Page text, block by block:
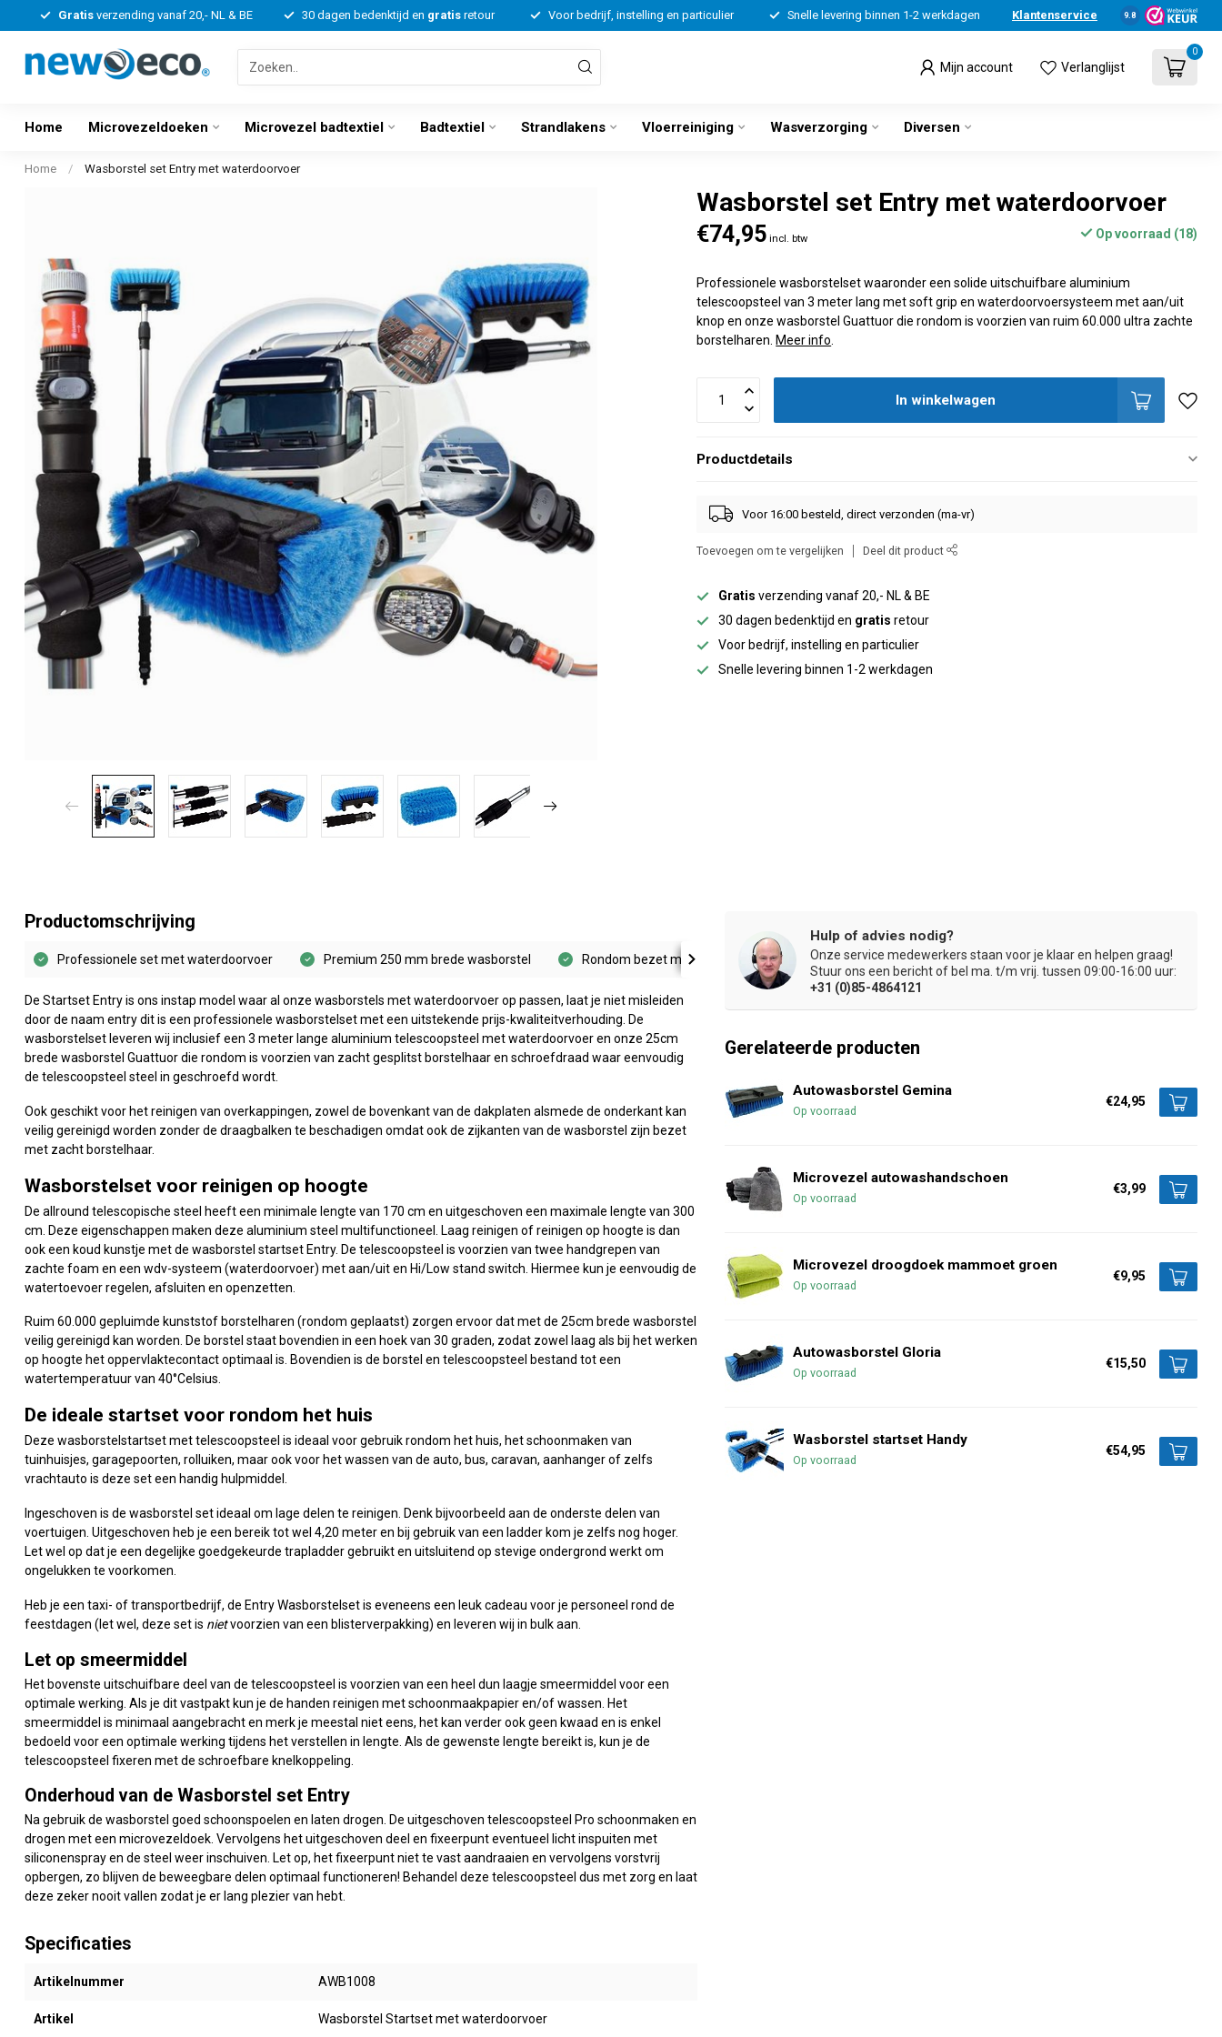
Gratisverzending vanaf 20,- NL & BE 30 dagen bedenktijd en gratisretour Voor bedrijf, instelling en particulier Snelle levering binnen 1-2 werkdagen Klantenservice 9.8
Mijn account Verlanglijst
0
Home Microvezeldoeken Microvezel badtextiel Badtextiel Strandlakens Vloerreiniging Wasverzorging Diversen
Home / Wasborstel set Entry met waterdoorvoer
Wasborstel set Entry met waterdoorvoer
€74,95 incl. btw Op voorraad (18)
Professionele wasborstelset waaronder een solide uitschuifbare aluminium
telescoopsteel van 3 meter lang met soft grip en waterdoorvoersysteem met aan/uit
knop en onze wasborstel Guattuor die rondom is voorzien van ruim 60.000 ultra zachte
borstelharen. Meer info
In winkelwagen
Productdetails
Voor 16:00 besteld, direct verzonden (ma-vr)
Toevoegen om te vergelijken Deel dit product
Gratis verzending vanaf 20,- NL & BE
30 dagen bedenktijd en gratis retour
Voor bedrijf, instelling en particulier
Snelle levering binnen 1-2 werkdagen
Productomschrijving
Professionele set met waterdoorvoer Premium 250 mm brede wasborstel Rondom bezet met zacht borstelhaar Hoogwaardige aluminium telescoopsteel Handige aan/
De Startset Entry is ons instap model waar al onze wasborstels met waterdoorvoer op passen, laat je niet misleiden
door de naam entry dit is een professionele wasborstelset met een uitstekende prijs-kwaliteitverhouding. De
wasborstelset leveren wij inclusief een 3 meter lange aluminium telescoopsteel met waterdoorvoer en onze 25cm
brede wasborstel Guattuor die rondom is voorzien van zacht gesplitst borstelhaar en schroefdraad waar eenvoudig
de telescoopsteel steel in geschroefd wordt.
Ook geschikt voor het reinigen van overkappingen, zowel de bovenkant van de dakplaten alsmede de onderkant kan
veilig gereinigd worden zonder de draagbalken te beschadigen omdat ook de zijkanten van de wasborstel zijn bezet
met zacht borstelhaar.
Wasborstelset voor reinigen op hoogte
De allround telescopische steel heeft een minimale lengte van 170 cm en uitgeschoven een maximale lengte van 300
cm. Deze eigenschappen maken deze aluminium steel multifunctioneel. Laag reinigen of reinigen op hoogte is dan
ook een koud kunstje met de wasborstel startset Entry. De telescoopsteel is voorzien van twee handgrepen van
zachte foam en een wdv-systeem (waterdoorvoer) met aan/uit en Hi/Low stand switch. Hiermee kun je eenvoudig de
watertoevoer regelen, afsluiten en openzetten.
Ruim 60.000 gepluimde kunststof borstelharen (rondom geplaatst) zorgen ervoor dat met de 25cm brede wasborstel
veilig gereinigd kan worden. De borstel staat bovendien in een hoek van 30 graden, zodat zowel laag als bij het werken
op hoogte het oppervlaktecontact optimaal is. Bovendien is de borstel en telescoopsteel bestand tot een
watertemperatuur van 40°Celsius.
De ideale startset voor rondom het huis
Deze wasborstelstartset met telescoopsteel is ideaal voor gebruik rondom het huis, het schoonmaken van
tuinhuisjes, garagepoorten, rolluiken, maar ook voor het wassen van de auto, bus, caravan, aanhanger of zelfs
vrachtauto is deze set een handig hulpmiddel.
Ingeschoven is de wasborstel set ideaal om lage delen te reinigen. Denk bijvoorbeeld aan de onderste delen van
voertuigen. Uitgeschoven heb je een bereik tot wel 4,20 meter en bij gebruik van een ladder kom je zelfs nog hoger.
Let wel op dat je een degelijke goedgekeurde trapladder gebruikt en uitsluitend op stevige ondergrond werkt om
ongelukken te voorkomen.
Heb je een taxi- of transportbedrijf, de Entry Wasborstelset is eveneens een leuk cadeau voor je personeel rond de
feestdagen (let wel, deze set is nietvoorzien van een blisterverpakking) en leveren wij in bulk aan.
Let op smeermiddel
Het bovenste uitschuifbare deel van de telescoopsteel is voorzien van een heel dun laagje smeermiddel voor een
optimale werking. Als je dit vastpakt kun je de handen reinigen met schoonmaakpapier en/of wassen. Het
smeermiddel is minimaal aangebracht en merk je meestal niet eens, het kan verder ook geen kwaad en is enkel
bedoeld voor een optimale werking tijdens het verstellen in lengte. Als de gewenste lengte bereikt is, kun je de
telescoopsteel fixeren met de schroefbare knelkoppeling.
Onderhoud van de Wasborstel set Entry
Na gebruik de wasborstel goed schoonspoelen en laten drogen. De uitgeschoven telescoopsteel Pro schoonmaken en
drogen met een microvezeldoek. Vervolgens het uitgeschoven deel en fixeerpunt eventueel licht inspuiten met
siliconenspray en de steel weer inschuiven. Let op, het fixeerpunt niet te vast aandraaien en vervolgens vorstvrij
opbergen, zo blijven de beweegbare delen optimaal functioneren! Behandel deze telescoopsteel dus met zorg en laat
deze zeker nooit vallen zodat je er lang plezier van hebt.
Specificaties
Artikelnummer AWB1008
Artikel Wasborstel Startset met waterdoorvoer
Hulp of advies nodig?
Onze service medewerkers staan voor je klaar en helpen graag!
Stuur ons een bericht of bel ma. t/m vrij. tussen 09:00-16:00 uur:
+31 (0)85-4864121
Gerelateerde producten
Autowasborstel Gemina
Op voorraad
€24,95
Microvezel autowashandschoen
Op voorraad
€3,99
Microvezel droogdoek mammoet groen
Op voorraad
€9,95
Autowasborstel Gloria
Op voorraad
€15,50
Wasborstel startset Handy
Op voorraad
€54,95